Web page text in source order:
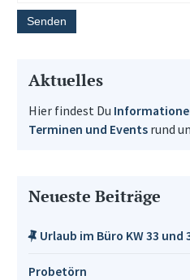
Aktuelles
Hier findest Du
Terminen und Eventsrund
Neueste Beiträge
Urlaub im Büro KW 33 und
Probetörn